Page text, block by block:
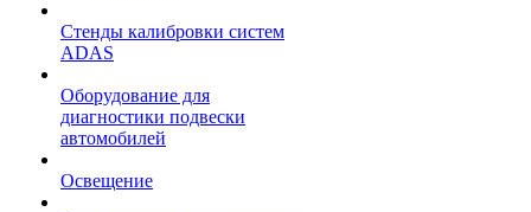
Стенды калибровки систем
ADAS
Оборудование для
диагностики подвески
автомобилей
Освещение